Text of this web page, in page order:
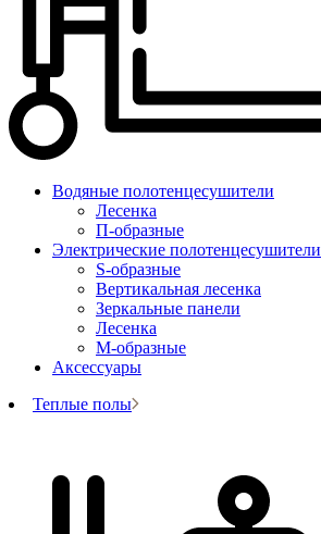
Водяные полотенцесушители
Лесенка
П-образные
Электрические полотенцесушители
S-образные
Вертикальная лесенка
Зеркальные панели
Лесенка
М-образные
Аксессуары
Теплые полы